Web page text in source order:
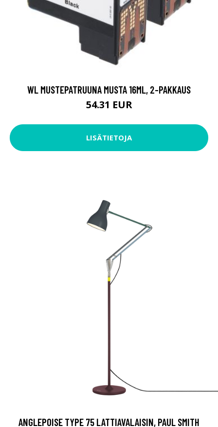
WL MUSTEPATRUUNA MUSTA 16ML, 2-PAKKAUS
54.31 EUR
LISÄTIETOJA
ANGLEPOISE TYPE 75 LATTIAVALAISIN, PAUL SMITH